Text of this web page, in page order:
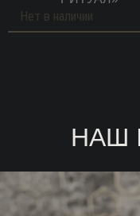
Нет в наличии
НАШ